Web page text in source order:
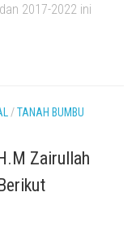
2017-2022 ini
/TANAH BUMBU
Zairullah